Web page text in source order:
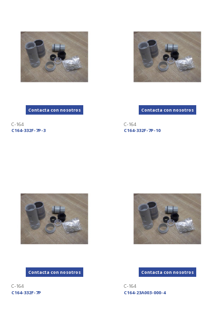
Contacta con nosotros
C-164
C164-332F-7P-3
Contacta con nosotros
C-164
C164-332F-7P-10
Contacta con nosotros
C-164
C164-332F-7P
Contacta con nosotros
C-164
C164-23A003-000-4